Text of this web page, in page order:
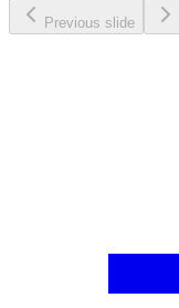
Previous slide